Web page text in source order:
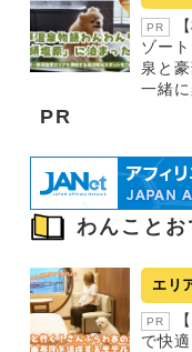
PR
ゾー
泉と
一緒
PR
わんこと
エリ
PR
で快